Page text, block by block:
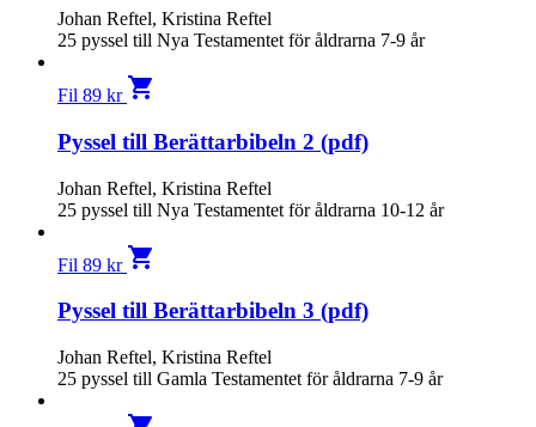
Johan Reftel, Kristina Reftel
25 pyssel till Nya Testamentet för åldrarna 7-9 år
Fil 89 kr shopping_cart
Pyssel till Berättarbibeln 2 (pdf)
Johan Reftel, Kristina Reftel
25 pyssel till Nya Testamentet för åldrarna 10-12 år
Fil 89 kr shopping_cart
Pyssel till Berättarbibeln 3 (pdf)
Johan Reftel, Kristina Reftel
25 pyssel till Gamla Testamentet för åldrarna 7-9 år